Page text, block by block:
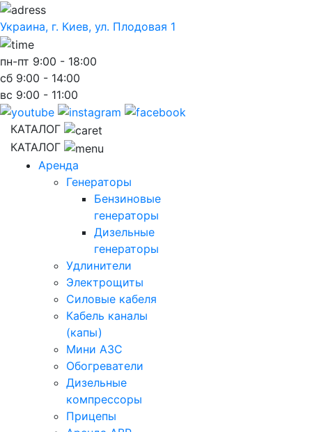
Украина, г. Киев, ул. Плодовая 1
пн-пт 9:00 - 18:00
сб 9:00 - 14:00
вс 9:00 - 11:00
КАТАЛОГ
КАТАЛОГ
Аренда
Генераторы
Бензиновые
генераторы
Дизельные
генераторы
Удлинители
Электрощиты
Силовые кабеля
Кабель каналы
(капы)
Мини АЗС
Обогреватели
Дизельные
компрессоры
Прицепы